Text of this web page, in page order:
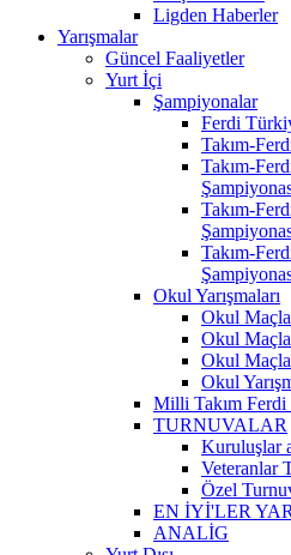
Ligden Haberler
Yarışmalar
Güncel Faaliyetler
Yurt İçi
Şampiyonalar
Ferdi
Takım-
Takım-
Takım-
Takım-
Okul Yarışmaları
Okul
Okul
Okul
Okul
Milli Takım Ferdi
TURNUVALAR
Kuruluşlar
Veteranlar
Özel
EN İYİ'LER
ANALİG